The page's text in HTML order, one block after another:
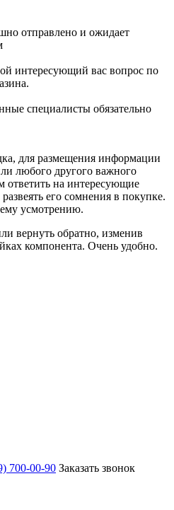
отправлено и ожидает
интересующий вас вопрос по
специалисты обязательно
для размещения информации
любого другого важного
ответить на интересующие
его сомнения в покупке.
усмотрению.
вернуть обратно, изменив
компонента. Очень удобно.
700-00-90 Заказать звонок